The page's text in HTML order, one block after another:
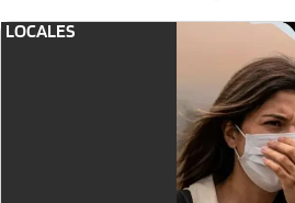
LOCALES